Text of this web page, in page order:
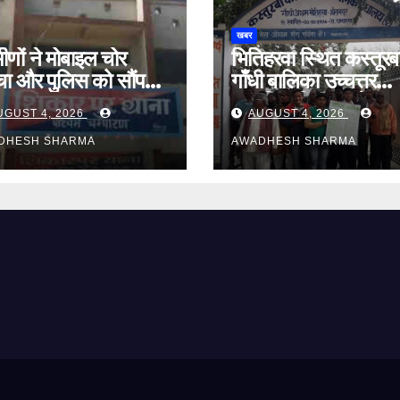
ने मोबाइल चोर
और पुलिस को सौंप
4, 2026
SHARMA
खबर
भितिहरवा स्थित
गाँधी बालिका उच्चत्तर
माध्यमिक विद्यालय में
आर्टिफीसियल इंटेलिजेंस
शिक्षण कार्य शीघ्र
दिनेश यादव
AUGUST 4, 2026
AWADHESH SHARMA